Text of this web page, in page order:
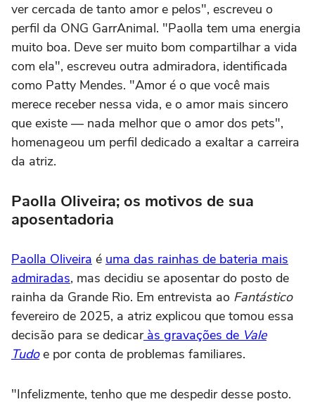
ver cercada de tanto amor e pelos", escreveu o
perfil da ONG GarrAnimal. "Paolla tem uma energia
muito boa. Deve ser muito bom compartilhar a vida
com ela", escreveu outra admiradora, identificada
como Patty Mendes. "Amor é o que você mais
merece receber nessa vida, e o amor mais sincero
que existe — nada melhor que o amor dos pets",
homenageou um perfil dedicado a exaltar a carreira
da atriz.
Paolla Oliveira; os motivos de sua
aposentadoria
Paolla Oliveira é uma das rainhas de bateria mais
admiradas, mas decidiu se aposentar do posto de
rainha da Grande Rio. Em entrevista ao Fantástico
fevereiro de 2025, a atriz explicou que tomou essa
decisão para se dedicaràs gravações de Vale
Tudoe por conta de problemas familiares.
"Infelizmente, tenho que me despedir desse posto.